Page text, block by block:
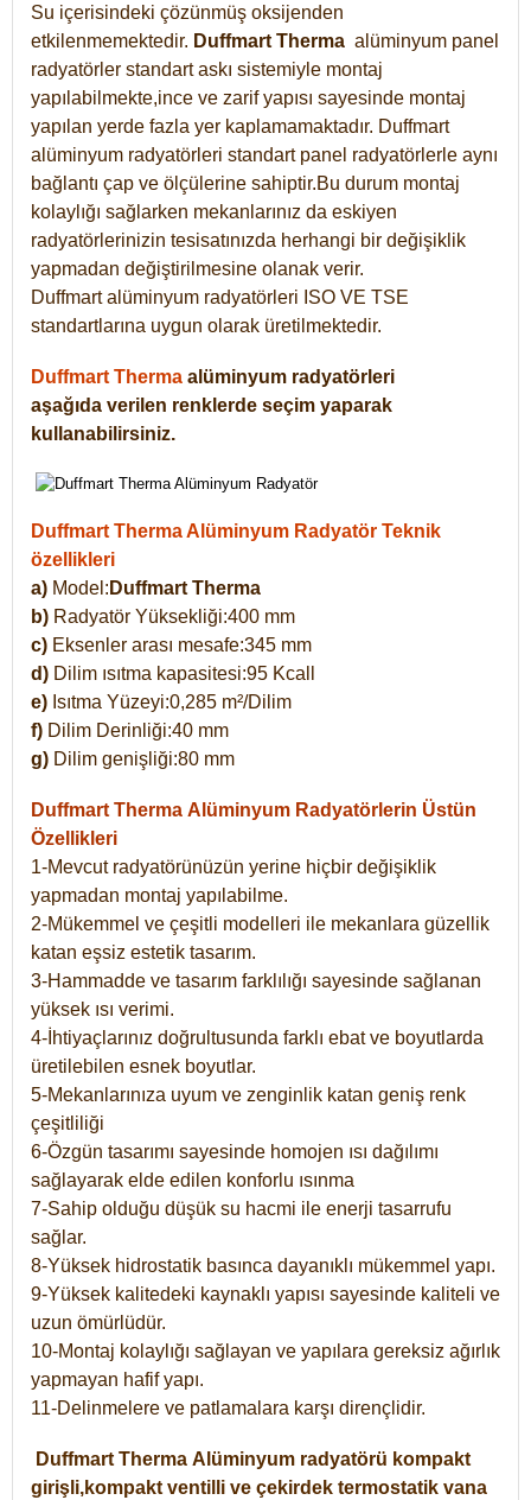
Su içerisindeki çözünmüş oksijenden
etkilenmemektedir. Duffmart Therma alüminyum panel
radyatörler standart askı sistemiyle montaj
yapılabilmekte,ince ve zarif yapısı sayesinde montaj
yapılan yerde fazla yer kaplamamaktadır. Duffmart
alüminyum radyatörleri standart panel radyatörlerle aynı
bağlantı çap ve ölçülerine sahiptir.Bu durum montaj
kolaylığı sağlarken mekanlarınız da eskiyen
radyatörlerinizin tesisatınızda herhangi bir değişiklik
yapmadan değiştirilmesine olanak verir.
Duffmart alüminyum radyatörleri ISO VE TSE
standartlarına uygun olarak üretilmektedir.
Duffmart Therma alüminyum radyatörleri
aşağıda verilen renklerde seçim yaparak
kullanabilirsiniz.
Duffmart Therma Alüminyum Radyatör Teknik
özellikleri
a) Model: Duffmart Therma
b) Radyatör Yüksekliği:400 mm
c) Eksenler arası mesafe:345 mm
d) Dilim ısıtma kapasitesi:95 Kcall
e) Isıtma Yüzeyi:0,285 m²/Dilim
f) Dilim Derinliği:40 mm
g) Dilim genişliği:80 mm
Duffmart Therma Alüminyum Radyatörlerin Üstün
Özellikleri
1-Mevcut radyatörünüzün yerine hiçbir değişiklik
yapmadan montaj yapılabilme.
2-Mükemmel ve çeşitli modelleri ile mekanlara güzellik
katan eşsiz estetik tasarım.
3-Hammadde ve tasarım farklılığı sayesinde sağlanan
yüksek ısı verimi.
4-İhtiyaçlarınız doğrultusunda farklı ebat ve boyutlarda
üretilebilen esnek boyutlar.
5-Mekanlarınıza uyum ve zenginlik katan geniş renk
çeşitliliği
6-Özgün tasarımı sayesinde homojen ısı dağılımı
sağlayarak elde edilen konforlu ısınma
7-Sahip olduğu düşük su hacmi ile enerji tasarrufu
sağlar.
8-Yüksek hidrostatik basınca dayanıklı mükemmel yapı.
9-Yüksek kalitedeki kaynaklı yapısı sayesinde kaliteli ve
uzun ömürlüdür.
10-Montaj kolaylığı sağlayan ve yapılara gereksiz ağırlık
yapmayan hafif yapı.
11-Delinmelere ve patlamalara karşı dirençlidir.
Duffmart Therma Alüminyum radyatörü kompakt
girişli,kompakt ventilli ve çekirdek termostatik vana